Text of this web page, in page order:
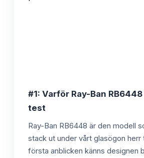
#1: Varför Ray-Ban
test
Ray-Ban RB6448 är den modell
stack ut under vårt glasögon herr
första anblicken känns designen